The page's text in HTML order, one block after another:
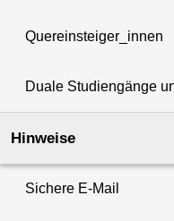
Quereinsteiger_innen
Duale Studiengänge
Hinweise
Sichere E-Mail